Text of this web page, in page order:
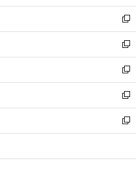
開
く
ウ
で
開
く
ン
ド
ウ
で
開
く
ウ
ィ
ン
ド
ウ
で
開
く
新
し
い
ウ
ィ
ン
ド
ウ
で
開
新
し
い
ウ
ィ
ン
ド
ウ
開
新
し
い
ウ
ィ
ン
ウ
新
し
い
ウ
ン
新
し
ウ